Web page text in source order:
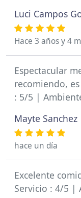
Luci Campos
Hace 3 años y 4
Espectacular
recomiendo,
: 5/5 |
Mayte Sanchez
hace un día
Excelente
Servicio : 4/5 |